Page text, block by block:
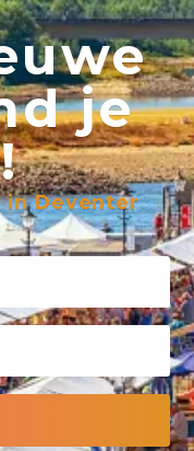
je
Deventer